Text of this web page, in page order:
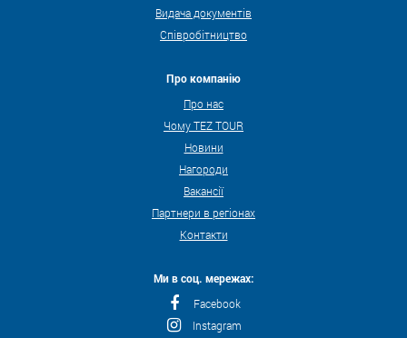
Видача документів
Співробітництво
Про компанію
Про нас
Чому TEZ TOUR
Новини
Нагороди
Вакансії
Партнери в регіонах
Контакти
Ми в соц. мережах:
Facebook
Instagram